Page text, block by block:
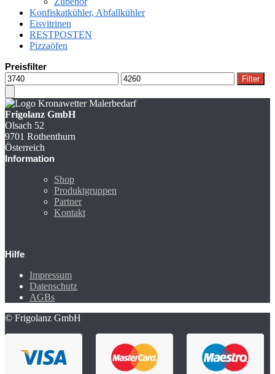
Konfiskatkühler, Abfallkühler
Eisvitrinen
RESTPOSTEN
Pizzaöfen
Preisfilter
Min.
Preis
Max.
Preis
Filter
Frigolanz GmbH
Olsach 52
9701 Rothenthurn
Österreich
Information
Shop
Produktgruppen
Partner
Kontakt
Hilfe
Impressum
Datenschutz
AGBs
© Frigolanz GmbH